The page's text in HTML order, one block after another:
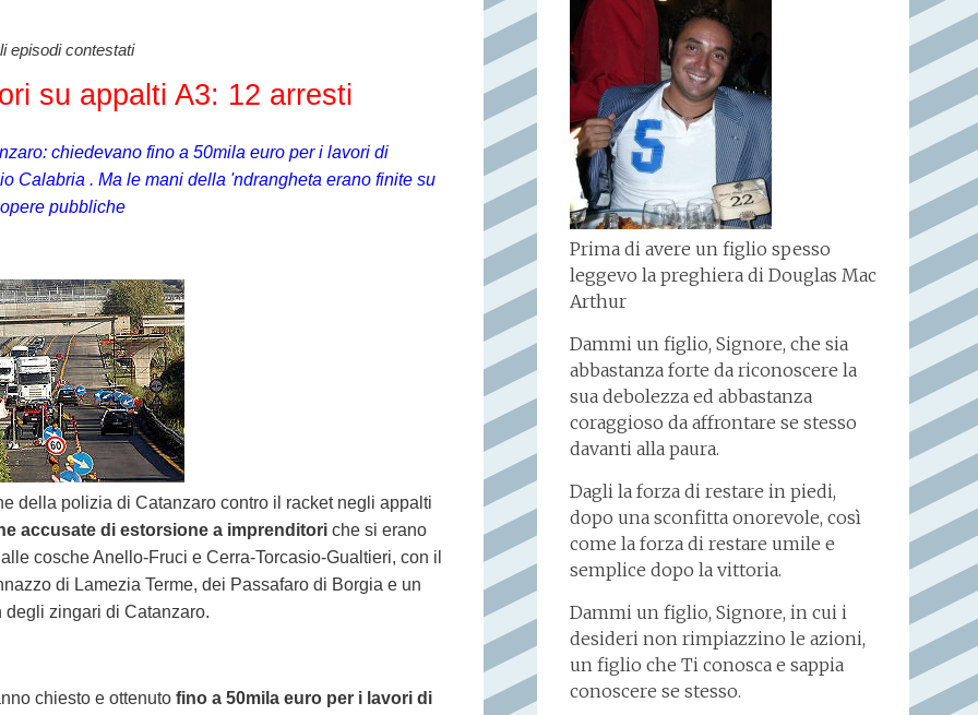
episodi contestati
su appalti A3: 12 arresti
chiedevano fino a 50mila euro per i lavori di
Calabria . Ma le mani della 'ndrangheta erano finite su
pubbliche
della polizia di Catanzaro contro il racket negli appalti
accusate di estorsione a imprenditoriche si erano
cosche Anello-Fruci e Cerra-Torcasio-Gualtieri, con il
di Lamezia Terme, dei Passafaro di Borgia e un
degli zingari di Catanzaro.
chiesto e ottenuto fino a 50mila euro per i lavori di
Prima di avere un figlio spesso
leggevo la preghiera di Douglas Mac
Arthur
Dammi un figlio, Signore, che sia
abbastanza forte da riconoscere la
sua debolezza ed abbastanza
coraggioso da affrontare se stesso
davanti alla paura.
Dagli la forza di restare in piedi,
dopo una sconfitta onorevole, così
come la forza di restare umile e
semplice dopo la vittoria.
Dammi un figlio, Signore, in cui i
desideri non rimpiazzino le azioni,
un figlio che Ti conosca e sappia
conoscere se stesso.